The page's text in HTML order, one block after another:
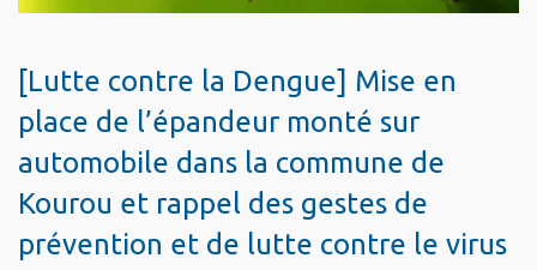
[Lutte contre la Dengue] Mise en
place de l’épandeur monté sur
automobile dans la commune de
Kourou et rappel des gestes de
prévention et de lutte contre le virus